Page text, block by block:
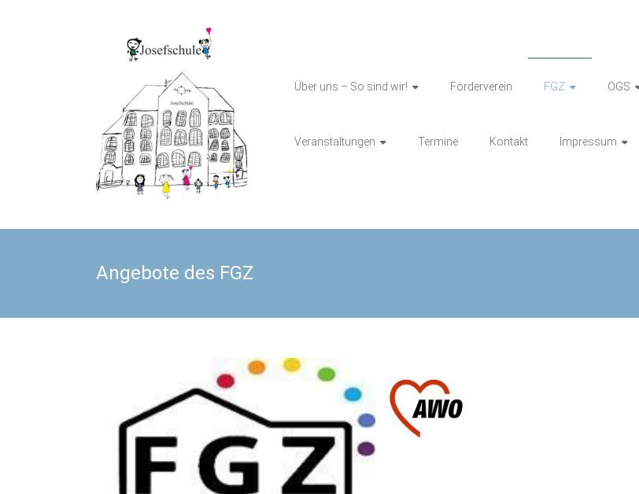
Grundschule
Josefschule
Josefschule
Über uns – So sind wir! Förderverein FGZ OGS
Veranstaltungen Termine Kontakt Impressum
Angebote des FGZ